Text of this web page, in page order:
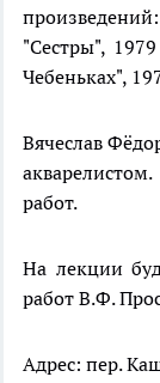
"Сестры",
Чебеньках",
Вячеслав
работ.
На лекции
работ В.Ф.
Адрес: пер.